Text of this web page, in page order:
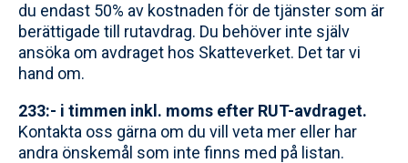
du endast 50% av kostnaden för de tjänster som är
berättigade till rutavdrag. Du behöver inte själv
ansöka om avdraget hos Skatteverket. Det tar vi
hand om.
233:- i timmen inkl. moms efter RUT-avdraget.
Kontakta oss gärna om du vill veta mer eller har
andra önskemål som inte finns med på listan.